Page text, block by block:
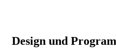
Design und